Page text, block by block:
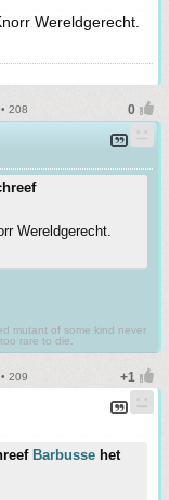
Wereldgerecht.
208
Wereldgerecht.
mutant of some kind never
rare to die.
209
Barbusse het